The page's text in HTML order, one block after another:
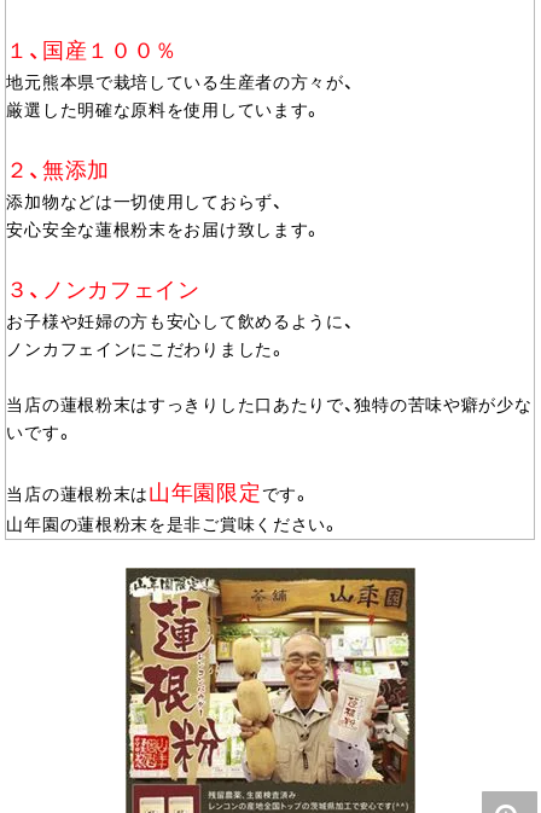
１、国産１００％
地元熊本県で栽培している生産者の方々が、
厳選した明確な原料を使用しています。
２、無添加
添加物などは一切使用しておらず、
安心安全な蓮根粉末をお届け致します。
３、ノンカフェイン
お子様や妊婦の方も安心して飲めるように、
ノンカフェインにこだわりました。
当店の蓮根粉末はすっきりした口あたりで、独特の苦味や癖が少な
いです。
当店の蓮根粉末は山年園限定 です。
山年園の蓮根粉末を是非ご賞味ください。